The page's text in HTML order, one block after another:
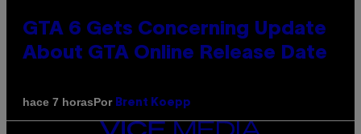
GTA 6 Gets Concerning Update
About GTA Online Release Date
hace 7 horasPor Brent Koepp
VICE